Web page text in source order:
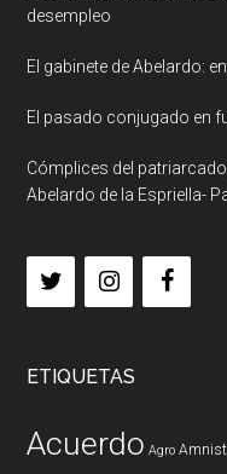
desempleo
El gabinete de Abelardo:
El pasado conjugado en
Cómplices del
Abelardo de la Espriella-
ETIQUETAS
Acuerdo Agro